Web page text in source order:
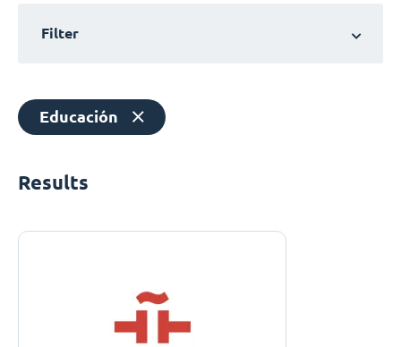
Filter
Educación
Results